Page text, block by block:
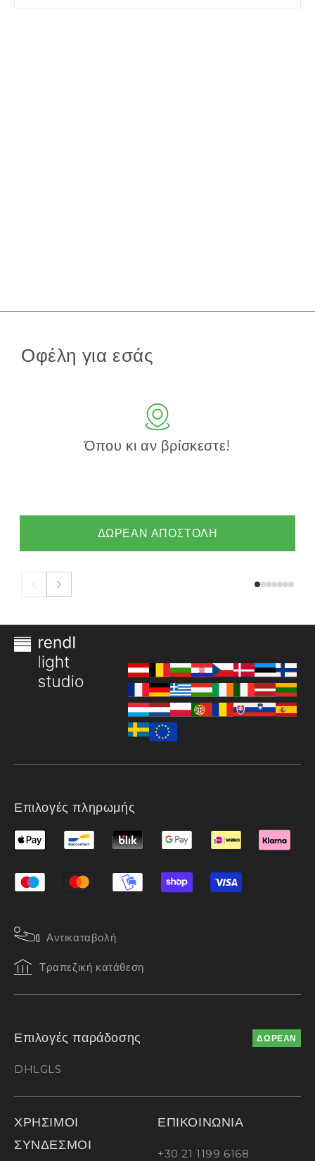
Οφέλη για εσάς
Όπου κι αν βρίσκεστε!
ΔΩΡΕΑΝ ΑΠΟΣΤΟΛΗ
Επιλογές πληρωμής
Αντικαταβολή
Τραπεζική κατάθεση
Επιλογές παράδοσης ΔΩΡΕΑΝ
DHLGLS
ΧΡΗΣΙΜΟΙ
ΣΥΝΔΕΣΜΟΙ
ΕΠΙΚΟΙΝΩΝΙΑ
+30 21 1199 6168